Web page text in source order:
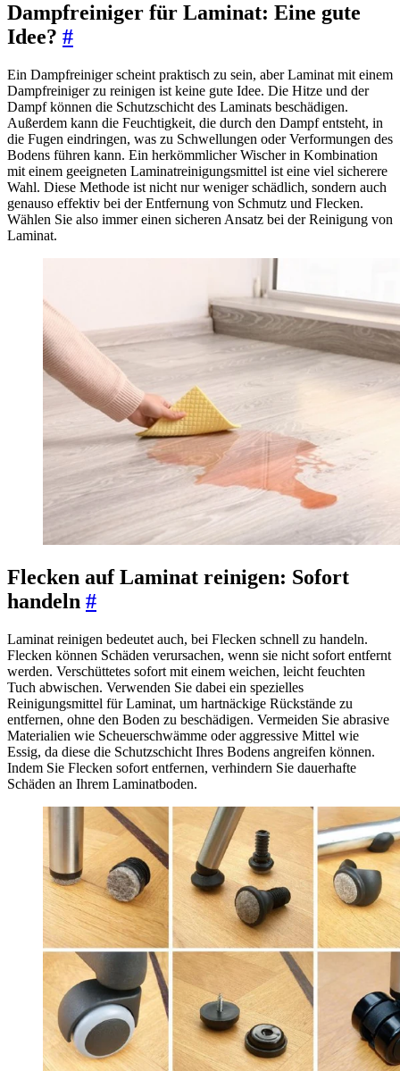
Dampfreiniger für Laminat: Eine gute
Idee? #
Ein Dampfreiniger scheint praktisch zu sein, aber Laminat mit einem
Dampfreiniger zu reinigen ist keine gute Idee. Die Hitze und der
Dampf können die Schutzschicht des Laminats beschädigen.
Außerdem kann die Feuchtigkeit, die durch den Dampf entsteht, in
die Fugen eindringen, was zu Schwellungen oder Verformungen des
Bodens führen kann. Ein herkömmlicher Wischer in Kombination
mit einem geeigneten Laminatreinigungsmittel ist eine viel sicherere
Wahl. Diese Methode ist nicht nur weniger schädlich, sondern auch
genauso effektiv bei der Entfernung von Schmutz und Flecken.
Wählen Sie also immer einen sicheren Ansatz bei der Reinigung von
Laminat.
Flecken auf Laminat reinigen: Sofort
handeln #
Laminat reinigen bedeutet auch, bei Flecken schnell zu handeln.
Flecken können Schäden verursachen, wenn sie nicht sofort entfernt
werden. Verschüttetes sofort mit einem weichen, leicht feuchten
Tuch abwischen. Verwenden Sie dabei ein spezielles
Reinigungsmittel für Laminat, um hartnäckige Rückstände zu
entfernen, ohne den Boden zu beschädigen. Vermeiden Sie abrasive
Materialien wie Scheuerschwämme oder aggressive Mittel wie
Essig, da diese die Schutzschicht Ihres Bodens angreifen können.
Indem Sie Flecken sofort entfernen, verhindern Sie dauerhafte
Schäden an Ihrem Laminatboden.